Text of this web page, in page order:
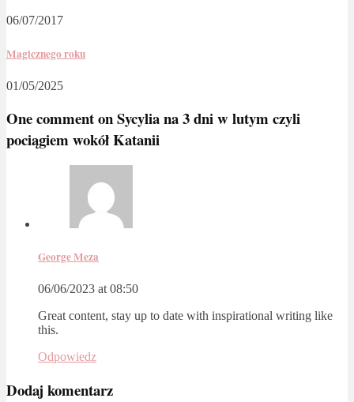
06/07/2017
Magicznego roku
01/05/2025
One comment onSycylia na 3 dni w lutym czyli
pociągiem wokół Katanii
George Meza
06/06/2023 at 08:50
Great content, stay up to date with inspirational writing like
this.
Odpowiedz
Dodaj komentarz